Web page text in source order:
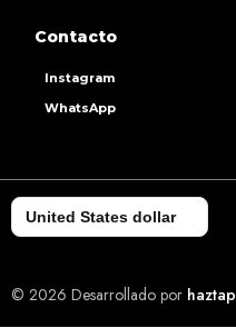
Instagram
WhatsApp
Contacto
United States dollar
© 2026 Desarrollado por haztap